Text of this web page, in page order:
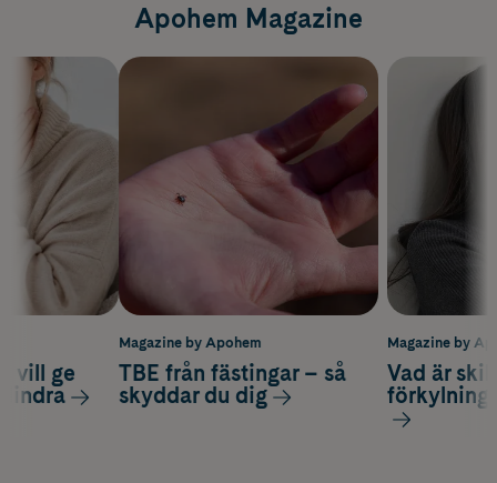
Apohem Magazine
Magazine by
Vad är
förkylning
vill ge
lindra
Magazine by Apohem
TBE från fästingar – så
skyddar du dig